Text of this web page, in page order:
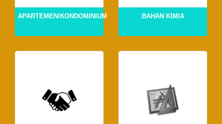
APARTEMEN/KONDOMINIUM BAHAN KIMIA